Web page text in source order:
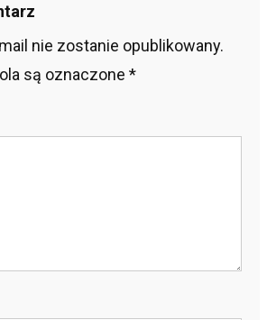
nie zostanie opublikowany.
są oznaczone *